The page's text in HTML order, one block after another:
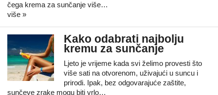
čega krema za sunčanje više…
više »
Kako odabrati najbolju
kremu za sunčanje
Ljeto je vrijeme kada svi želimo provesti što
više sati na otvorenom, uživajući u suncu i
prirodi. Ipak, bez odgovarajuće zaštite,
sunčeve zrake mogu biti vrlo…